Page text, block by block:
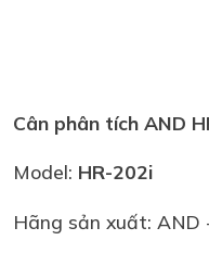
Cân phân tích AND
Model: HR-202i
Hãng sản xuất: AND